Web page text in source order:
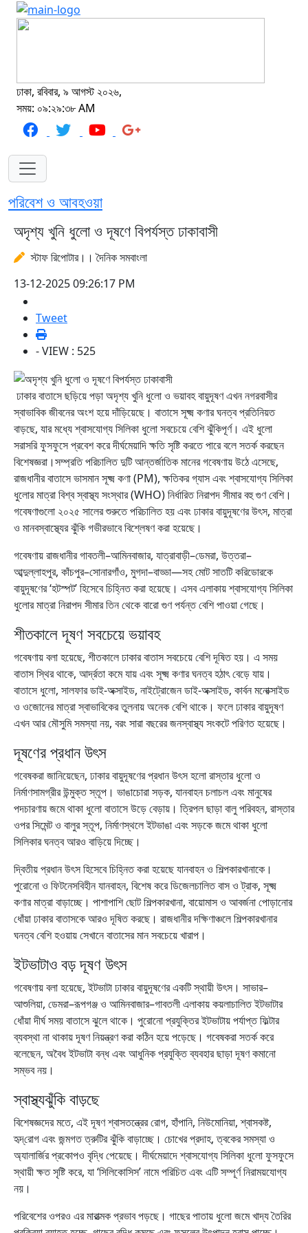
ঢাকা, রবিবার, ৯ আগস্ট ২০২৬,
সময়: ০৯:২৯:৩৮ AM
পরিবেশ ও আবহওয়া
অদৃশ্য খুনি ধুলো ও দূষণে বিপর্যস্ত ঢাকাবাসী
স্টাফ রিপোটার।। দৈনিক সমবাংলা
13-12-2025 09:26:17 PM
Tweet
- VIEW : 525
ঢাকার বাতাসে ছড়িয়ে পড়া অদৃশ্য খুনি ধুলো ও ভয়াবহ বায়ুদূষণ এখন নগরবাসীর
স্বাভাবিক জীবনের অংশ হয়ে দাঁড়িয়েছে। বাতাসে সূক্ষ্ম কণার ঘনত্ব প্রতিনিয়ত
বাড়ছে, যার মধ্যে শ্বাসযোগ্য সিলিকা ধুলো সবচেয়ে বেশি ঝুঁকিপূর্ণ। এই ধুলো
সরাসরি ফুসফুসে প্রবেশ করে দীর্ঘমেয়াদি ক্ষতি সৃষ্টি করতে পারে বলে সতর্ক করছেন
বিশেষজ্ঞরা।সম্প্রতি পরিচালিত দুটি আন্তর্জাতিক মানের গবেষণায় উঠে এসেছে,
রাজধানীর বাতাসে ভাসমান সূক্ষ্ম কণা (PM), ক্ষতিকর গ্যাস এবং শ্বাসযোগ্য সিলিকা
ধুলোর মাত্রা বিশ্ব স্বাস্থ্য সংস্থার (WHO) নির্ধারিত নিরাপদ সীমার বহু গুণ বেশি।
গবেষণাগুলো ২০২৫ সালের শুরুতে পরিচালিত হয় এবং ঢাকার বায়ুদূষণের উৎস, মাত্রা
ও মানবস্বাস্থ্যের ঝুঁকি গভীরভাবে বিশ্লেষণ করা হয়েছে।
গবেষণায় রাজধানীর গাবতলী–আমিনবাজার, যাত্রাবাড়ী–ডেমরা, উত্তরা–
আব্দুল্লাহপুর, কাঁচপুর–সোনারগাঁও, মুগদা–বাড্ডা—সহ মোট সাতটি করিডোরকে
বায়ুদূষণের ‘হটস্পট’ হিসেবে চিহ্নিত করা হয়েছে। এসব এলাকায় শ্বাসযোগ্য সিলিকা
ধুলোর মাত্রা নিরাপদ সীমার তিন থেকে বারো গুণ পর্যন্ত বেশি পাওয়া গেছে।
শীতকালে দূষণ সবচেয়ে ভয়াবহ
গবেষণায় বলা হয়েছে, শীতকালে ঢাকার বাতাস সবচেয়ে বেশি দূষিত হয়। এ সময়
বাতাস স্থির থাকে, আর্দ্রতা কমে যায় এবং সূক্ষ্ম কণার ঘনত্ব হঠাৎ বেড়ে যায়।
বাতাসে ধুলো, সালফার ডাই-অক্সাইড, নাইট্রোজেন ডাই-অক্সাইড, কার্বন মনোক্সাইড
ও ওজোনের মাত্রা স্বাভাবিকের তুলনায় অনেক বেশি থাকে। ফলে ঢাকার বায়ুদূষণ
এখন আর মৌসুমি সমস্যা নয়, বরং সারা বছরের জনস্বাস্থ্য সংকটে পরিণত হয়েছে।
দূষণের প্রধান উৎস
গবেষকরা জানিয়েছেন, ঢাকার বায়ুদূষণের প্রধান উৎস হলো রাস্তার ধুলো ও
নির্মাণসামগ্রীর উন্মুক্ত স্তূপ। ভাঙাচোরা সড়ক, যানবাহন চলাচল এবং মানুষের
পদচারণায় জমে থাকা ধুলো বাতাসে উড়ে বেড়ায়। ত্রিপল ছাড়া বালু পরিবহন, রাস্তার
ওপর সিমেন্ট ও বালুর স্তূপ, নির্মাণস্থলে ইটভাঙা এবং সড়কে জমে থাকা ধুলো
সিলিকার ঘনত্ব আরও বাড়িয়ে দিচ্ছে।
দ্বিতীয় প্রধান উৎস হিসেবে চিহ্নিত করা হয়েছে যানবাহন ও শিল্পকারখানাকে।
পুরোনো ও ফিটনেসবিহীন যানবাহন, বিশেষ করে ডিজেলচালিত বাস ও ট্রাক, সূক্ষ্ম
কণার মাত্রা বাড়াচ্ছে। পাশাপাশি ছোট শিল্পকারখানা, বায়োমাস ও আবর্জনা পোড়ানোর
ধোঁয়া ঢাকার বাতাসকে আরও দূষিত করছে। রাজধানীর দক্ষিণাঞ্চলে শিল্পকারখানার
ঘনত্ব বেশি হওয়ায় সেখানে বাতাসের মান সবচেয়ে খারাপ।
ইটভাটাও বড় দূষণ উৎস
গবেষণায় বলা হয়েছে, ইটভাটা ঢাকার বায়ুদূষণের একটি স্থায়ী উৎস। সাভার–
আশুলিয়া, ডেমরা–রূপগঞ্জ ও আমিনবাজার–গাবতলী এলাকায় কয়লাচালিত ইটভাটার
ধোঁয়া দীর্ঘ সময় বাতাসে ঝুলে থাকে। পুরোনো প্রযুক্তির ইটভাটায় পর্যাপ্ত ফিল্টার
ব্যবস্থা না থাকায় দূষণ নিয়ন্ত্রণ করা কঠিন হয়ে পড়েছে। গবেষকরা সতর্ক করে
বলেছেন, অবৈধ ইটভাটা বন্ধ এবং আধুনিক প্রযুক্তি ব্যবহার ছাড়া দূষণ কমানো
সম্ভব নয়।
স্বাস্থ্যঝুঁকি বাড়ছে
বিশেষজ্ঞদের মতে, এই দূষণ শ্বাসতন্ত্রের রোগ, হাঁপানি, নিউমোনিয়া, শ্বাসকষ্ট,
হৃদ্‌রোগ এবং জন্মগত ত্রুটির ঝুঁকি বাড়াচ্ছে। চোখের প্রদাহ, ত্বকের সমস্যা ও
অ্যালার্জির প্রকোপও বৃদ্ধি পেয়েছে। দীর্ঘমেয়াদে শ্বাসযোগ্য সিলিকা ধুলো ফুসফুসে
স্থায়ী ক্ষত সৃষ্টি করে, যা ‘সিলিকোসিস’ নামে পরিচিত এবং এটি সম্পূর্ণ নিরাময়যোগ্য
নয়।
পরিবেশের ওপরও এর মারাত্মক প্রভাব পড়ছে। গাছের পাতায় ধুলো জমে খাদ্য তৈরির